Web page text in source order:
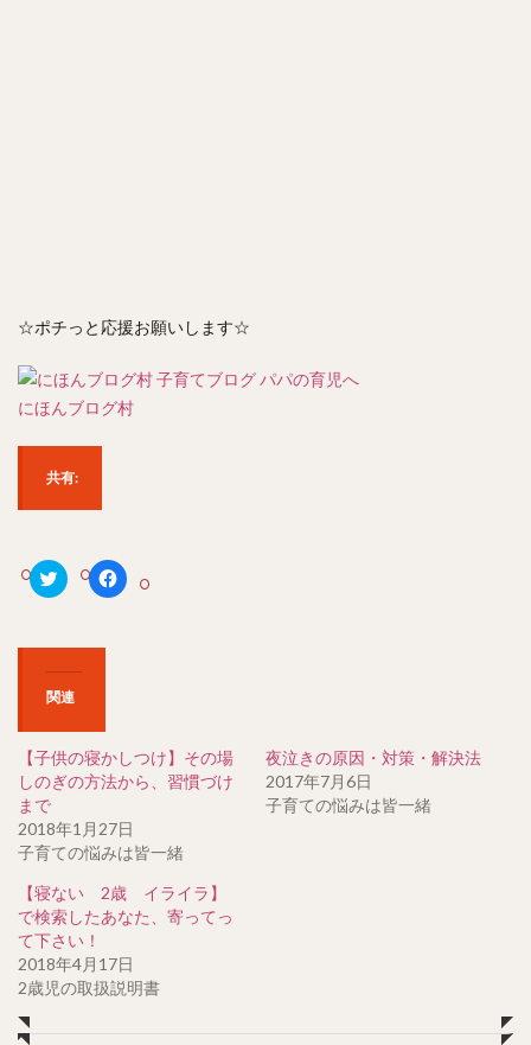
☆ポチっと応援お願いします☆
にほんブログ村
共有:
ク
リ
て
T
i
t
r
で
共
(
新
し
い
ウ
ィ
ン
ド
ウ
で
開
き
)
F
a
る
に
は
リ
ッ
ク
し
て
く
だ
さ
(
新
し
ィ
関連
【子供の寝かしつけ】その場
しのぎの方法から、習慣づけ
まで
2018年1月27日
子育ての悩みは皆一緒
夜泣きの原因・対策・解決法
2017年7月6日
子育ての悩みは皆一緒
【寝ない 2歳 イライラ】
で検索したあなた、寄ってっ
て下さい！
2018年4月17日
2歳児の取扱説明書